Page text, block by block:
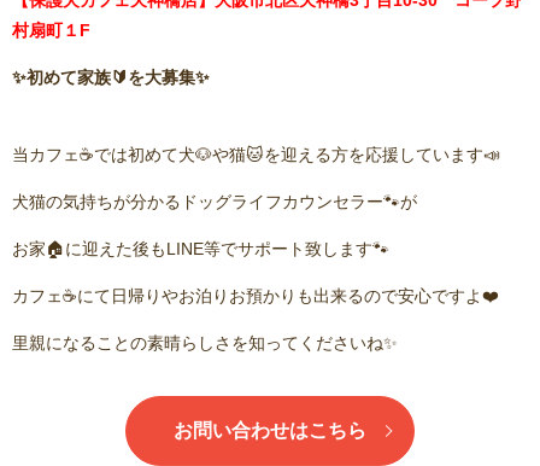
村扇町１F
✨初めて家族🔰を大募集✨
当カフェ☕️では初めて犬🐶や猫🐱を迎える方を応援しています📣
犬猫の気持ちが分かるドッグライフカウンセラー🐾が
お家🏠に迎えた後もLINE等でサポート致します🐾
カフェ☕️にて日帰りやお泊りお預かりも出来るので安心ですよ❤️
里親になることの素晴らしさを知ってくださいね✨
お問い合わせはこちら